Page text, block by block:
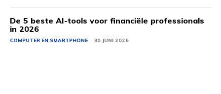
De 5 beste AI-tools voor financiële professionals
in 2026
COMPUTER EN SMARTPHONE 30 JUNI 2026